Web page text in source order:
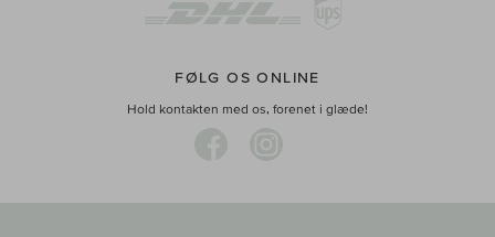
FØLG OS ONLINE
Hold kontakten med os, forenet i glæde!